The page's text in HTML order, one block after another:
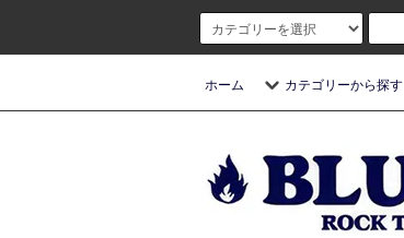
ホーム カテゴリーから探す